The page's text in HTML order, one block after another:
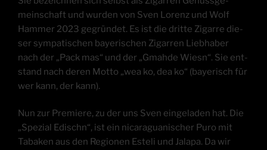
mein­schaft und wur­den von Sven Lorenz und Wolf
Ham­mer 2023 gegrün­det. Es ist die drit­te Zigar­re die­
ser sym­pa­ti­schen baye­ri­schen Zigar­ren Lieb­ha­ber
nach der „Pack mas“ und der „Gmah­de Wiesn“. Sie ent­
stand nach deren Mot­to „wea ko, dea ko“ (baye­risch für
wer kann, der kann).
Nun zur Pre­mie­re, zu der uns Sven ein­ge­la­den hat. Die
„Spe­zi­al Edischn“, ist ein nica­ra­gua­ni­scher Puro mit
Taba­ken aus den Regio­nen Este­li und Jala­pa. Da wir